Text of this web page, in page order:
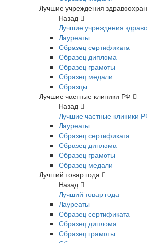
Лучшие учреждения
Назад
Лучшие учреждения
Лауреаты
Образец сертификата
Образец диплома
Образец грамоты
Образец медали
Образцы
Лучшие частные клиники РФ
Назад
Лучшие частные клиники
Лауреаты
Образец сертификата
Образец диплома
Образец грамоты
Образец медали
Лучший товар года
Назад
Лучший товар года
Лауреаты
Образец сертификата
Образец диплома
Образец грамоты